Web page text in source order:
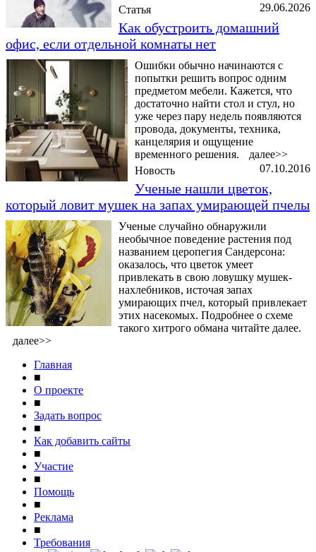
29.06.2026
Статья
Как обустроить домашний
офис, если отдельной комнаты нет
Ошибки обычно начинаются с
попытки решить вопрос одним
предметом мебели. Кажется, что
достаточно найти стол и стул, но
уже через пару недель появляются
провода, документы, техника,
канцелярия и ощущение
временного решения.
далее>>
07.10.2016
Новость
Ученые нашли цветок,
который ловит мушек на запах умирающей пчелы
Ученые случайно обнаружили
необычное поведение растения под
названием церопегия Сандерсона:
оказалось, что цветок умеет
привлекать в свою ловушку мушек-
нахлебников, источая запах
умирающих пчел, который привлекает
этих насекомых. Подробнее о схеме
такого хитрого обмана читайте далее.
далее>>
Главная
■
О проекте
■
Задать вопрос
■
Как добавить сайты
■
Участие
■
Помощь
■
Реклама
■
Требования